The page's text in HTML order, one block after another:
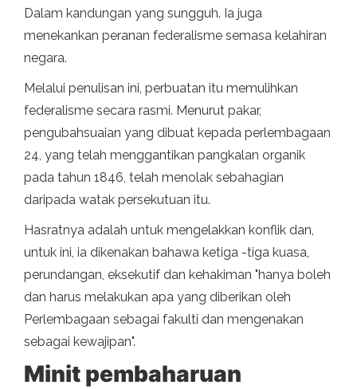
Dalam kandungan yang sungguh. Ia juga
menekankan peranan federalisme semasa kelahiran
negara.
Melalui penulisan ini, perbuatan itu memulihkan
federalisme secara rasmi. Menurut pakar,
pengubahsuaian yang dibuat kepada perlembagaan
24, yang telah menggantikan pangkalan organik
pada tahun 1846, telah menolak sebahagian
daripada watak persekutuan itu.
Hasratnya adalah untuk mengelakkan konflik dan,
untuk ini, ia dikenakan bahawa ketiga -tiga kuasa,
perundangan, eksekutif dan kehakiman "hanya boleh
dan harus melakukan apa yang diberikan oleh
Perlembagaan sebagai fakulti dan mengenakan
sebagai kewajipan".
Minit pembaharuan